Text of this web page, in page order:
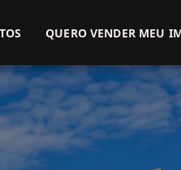
9899 (51) 99914-3000
QUERO VENDER MEU